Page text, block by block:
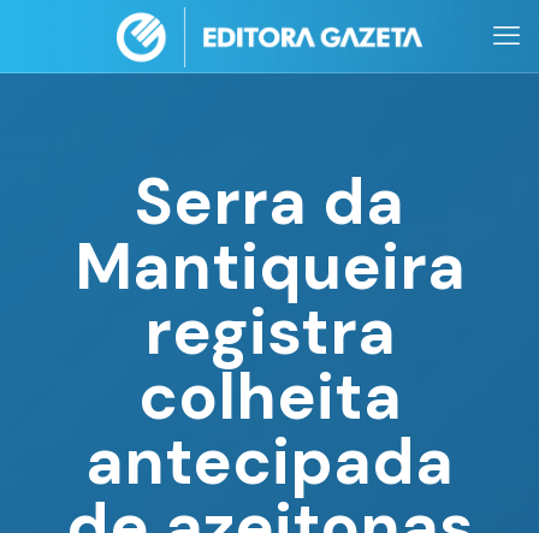
Serra da
Mantiqueira
registra
colheita
antecipada